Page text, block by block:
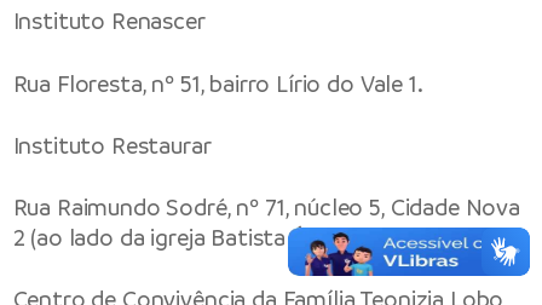
Instituto Renascer
Rua Floresta, nº 51, bairro Lírio do Vale 1.
Instituto Restaurar
Rua Raimundo Sodré, nº 71, núcleo 5, Cidade Nova
2 (ao lado da igreja Batista Ágape).